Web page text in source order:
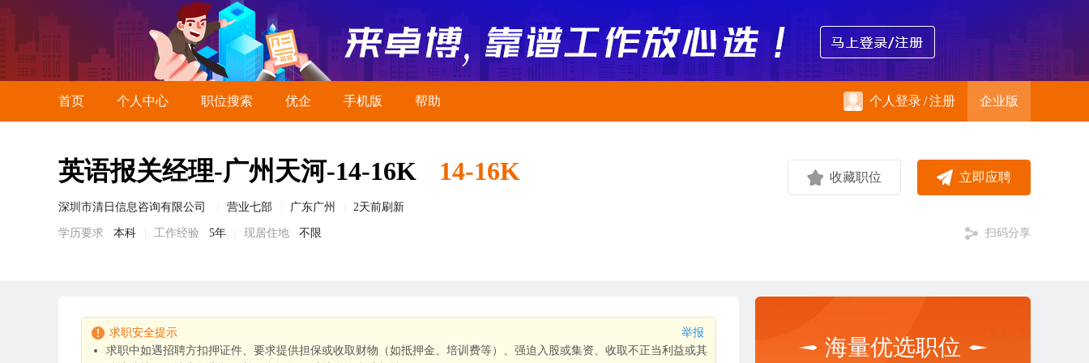
首页 个人中心 职位搜索 优企 手机版 帮助 个人登录/注册 企业版
英语报关经理-广州天河-14-16K 14-16K
深圳市清日信息咨询有限公司 营业七部 广东广州 2天前刷新
学历要求 本科 工作经验 5年 现居住地 不限
收藏职位 立即应聘
扫码分享
求职安全提示
举报
求职中如遇招聘方扣押证件、要求提供担保或收取财物（如抵押金、培训费等）、强迫入股或集资、收取不正当利益或其
海量优选职位